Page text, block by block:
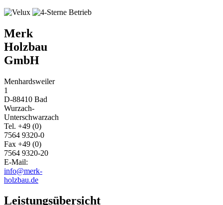
Merk
Holzbau
GmbH
Menhardsweiler
1
D-88410 Bad
Wurzach-
Unterschwarzach
Tel. +49 (0)
7564 9320-0
Fax +49 (0)
7564 9320-20
E-Mail:
info@merk-
holzbau.de
Leistungsübersicht